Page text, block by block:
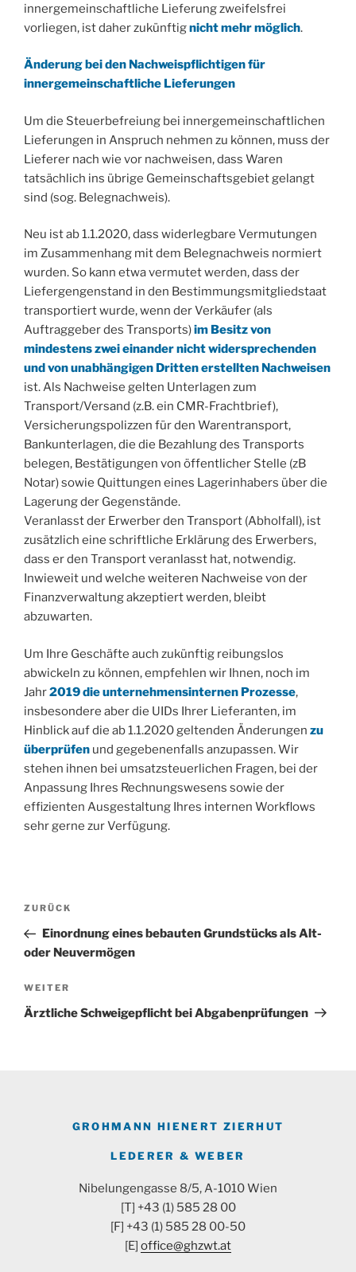
innergemeinschaftliche Lieferung zweifelsfrei
vorliegen, ist daher zukünftignicht mehr möglich.
Änderung bei den Nachweispflichtigen für
innergemeinschaftliche Lieferungen
Um die Steuerbefreiung bei innergemeinschaftlichen
Lieferungen in Anspruch nehmen zu können, muss der
Lieferer nach wie vor nachweisen, dass Waren
tatsächlich ins übrige Gemeinschaftsgebiet gelangt
sind (sog. Belegnachweis).
Neu ist ab 1.1.2020, dass widerlegbare Vermutungen
im Zusammenhang mit dem Belegnachweis normiert
wurden. So kann etwa vermutet werden, dass der
Liefergengenstand in den Bestimmungsmitgliedstaat
transportiert wurde, wenn der Verkäufer (als
Auftraggeber des Transports)im Besitz von
mindestens zwei einander nicht widersprechenden
und von unabhängigen Dritten erstellten Nachweisen
ist. Als Nachweise gelten Unterlagen zum
Transport/Versand (z.B. ein CMR-Frachtbrief),
Versicherungspolizzen für den Warentransport,
Bankunterlagen, die die Bezahlung des Transports
belegen, Bestätigungen von öffentlicher Stelle (zB
Notar) sowie Quittungen eines Lagerinhabers über die
Lagerung der Gegenstände.
Veranlasst der Erwerber den Transport (Abholfall), ist
zusätzlich eine schriftliche Erklärung des Erwerbers,
dass er den Transport veranlasst hat, notwendig.
Inwieweit und welche weiteren Nachweise von der
Finanzverwaltung akzeptiert werden, bleibt
abzuwarten.
Um Ihre Geschäfte auch zukünftig reibungslos
abwickeln zu können, empfehlen wir Ihnen, noch im
Jahr2019 die unternehmensinternen Prozesse,
insbesondere aber die UIDs Ihrer Lieferanten, im
Hinblick auf die ab 1.1.2020 geltenden Änderungen zu
überprüfen und gegebenenfalls anzupassen. Wir
stehen ihnen bei umsatzsteuerlichen Fragen, bei der
Anpassung Ihres Rechnungswesens sowie der
effizienten Ausgestaltung Ihres internen Workflows
sehr gerne zur Verfügung.
Beitragsnavigation
Vorheriger
Beitrag
ZURÜCK
Einordnung eines bebauten Grundstücks als Alt-
oder Neuvermögen
Nächster
Beitrag
WEITER
Ärztliche Schweigepflicht bei Abgabenprüfungen
GROHMANN HIENERT ZIERHUT
LEDERER & WEBER
Nibelungengasse 8/5, A-1010 Wien
[T] +43 (1) 585 28 00
[F] +43 (1) 585 28 00-50
[E] office@ghzwt.at